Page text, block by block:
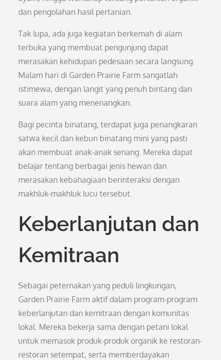
dan pengolahan hasil pertanian.
Tak lupa, ada juga kegiatan berkemah di alam
terbuka yang membuat pengunjung dapat
merasakan kehidupan pedesaan secara langsung.
Malam hari di Garden Prairie Farm sangatlah
istimewa, dengan langit yang penuh bintang dan
suara alam yang menenangkan.
Bagi pecinta binatang, terdapat juga penangkaran
satwa kecil dan kebun binatang mini yang pasti
akan membuat anak-anak senang. Mereka dapat
belajar tentang berbagai jenis hewan dan
merasakan kebahagiaan berinteraksi dengan
makhluk-makhluk lucu tersebut.
Keberlanjutan dan
Kemitraan
Sebagai peternakan yang peduli lingkungan,
Garden Prairie Farm aktif dalam program-program
keberlanjutan dan kemitraan dengan komunitas
lokal. Mereka bekerja sama dengan petani lokal
untuk memasok produk-produk organik ke restoran-
restoran setempat, serta memberdayakan